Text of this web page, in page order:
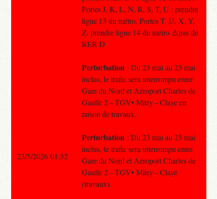
Portes J, K, L, N, R, S, T, U : prendre
ligne 13 du métro. Portes T, U, X, Y,
Z: prendre ligne 14 du métro ⚠️pas de
RER D
Perturbation : Du 23 mai au 25 mai
inclus, le trafic sera interrompu entre
Gare du Nord et Aéroport Charles de
Gaulle 2 – TGV• Mitry – Claye en
raison de travaux.
Perturbation : Du 23 mai au 25 mai
inclus, le trafic sera interrompu entre
Gare du Nord et Aéroport Charles de
Gaulle 2 – TGV• Mitry – Claye
(travaux).
23/5/2026 01:52